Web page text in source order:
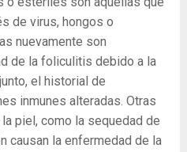
de virus, hongos o
nuevamente son
de la foliculitis debido a la
el historial de
inmunes alteradas. Otras
piel, como la sequedad de
causan la enfermedad de la